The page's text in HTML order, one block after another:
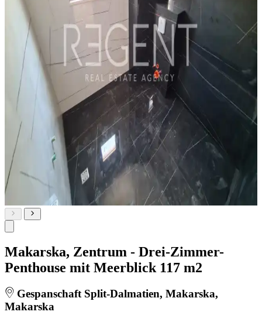
Makarska, Zentrum - Drei-Zimmer-
Penthouse mit Meerblick 117 m2
Gespanschaft Split-Dalmatien, Makarska,
Makarska